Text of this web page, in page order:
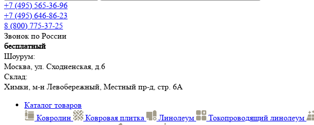
+7 (495) 565-36-96
+7 (495) 646-86-23
8 (800) 775-37-25
Звонок по России
бесплатный
Шоурум:
Москва, ул. Сходненская, д.6
Склад:
Химки, м-н Левобережный, Местный пр-д, стр. 6А
Каталог товаров
Ковролин
Ковровая плитка Линолеум Токопроводящий линолеум